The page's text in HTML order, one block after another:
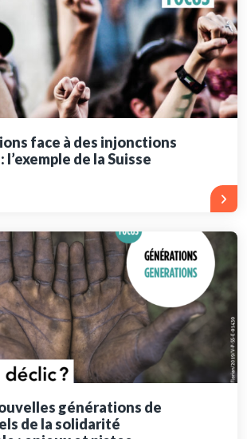
face à des injonctions
l’exemple de la Suisse
générations de
de la solidarité